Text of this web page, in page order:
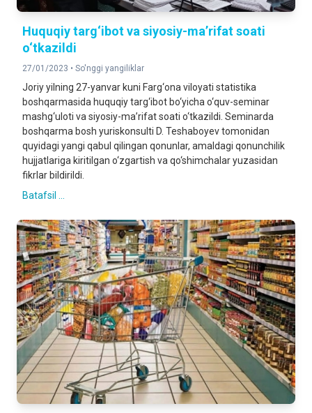
Huquqiy targ‘ibot va siyosiy-ma’rifat soati
o‘tkazildi
27/01/2023 • So'nggi yangiliklar
Joriy yilning 27-yanvar kuni Farg‘ona viloyati statistika
boshqarmasida huquqiy targ‘ibot bo‘yicha o‘quv-seminar
mashg‘uloti va siyosiy-ma’rifat soati o‘tkazildi. Seminarda
boshqarma bosh yuriskonsulti D. Teshaboyev tomonidan
quyidagi yangi qabul qilingan qonunlar, amaldagi qonunchilik
hujjatlariga kiritilgan o‘zgartish va qo‘shimchalar yuzasidan
fikrlar bildirildi.
Batafsil ...